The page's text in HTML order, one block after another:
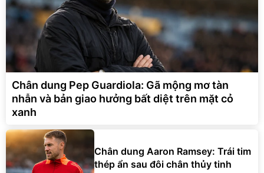
Chân dung Pep Guardiola: Gã mộng mơ tàn
nhẫn và bản giao hưởng bất diệt trên mặt cỏ
xanh
Chân dung Aaron Ramsey: Trái tim
thép ẩn sau đôi chân thủy tinh